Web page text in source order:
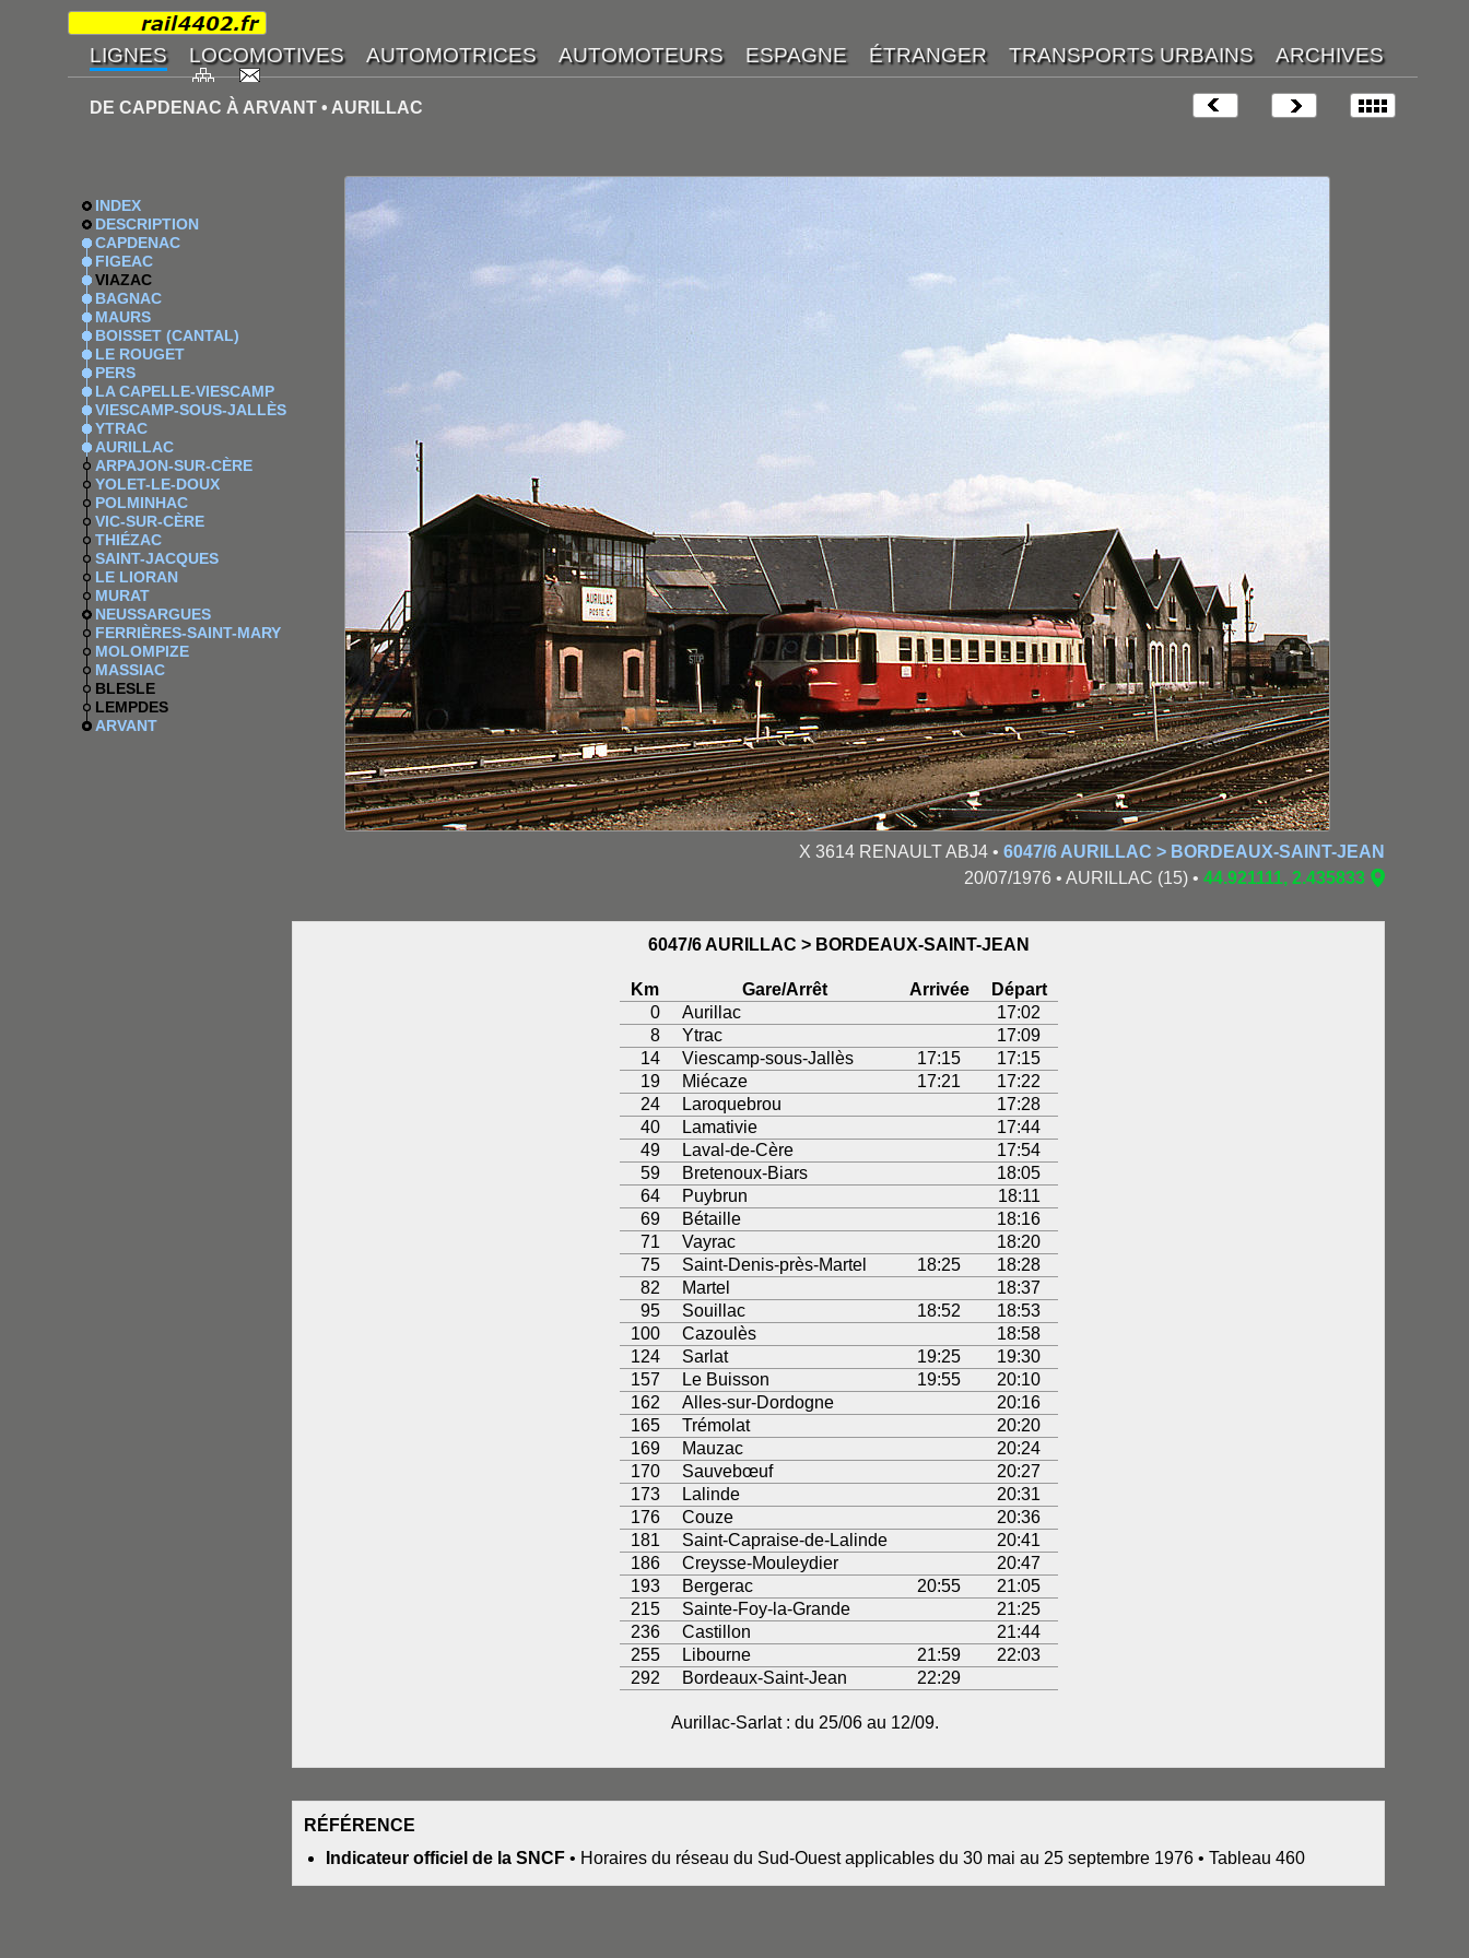
DE CAPDENAC À ARVANT • AURILLAC
INDEX
DESCRIPTION
CAPDENAC
FIGEAC
VIAZAC
BAGNAC
MAURS
BOISSET (CANTAL)
LE ROUGET
PERS
LA CAPELLE-VIESCAMP
VIESCAMP-SOUS-JALLÈS
YTRAC
AURILLAC
ARPAJON-SUR-CÈRE
YOLET-LE-DOUX
POLMINHAC
VIC-SUR-CÈRE
THIÉZAC
SAINT-JACQUES
LE LIORAN
MURAT
NEUSSARGUES
FERRIÈRES-SAINT-MARY
MOLOMPIZE
MASSIAC
BLESLE
LEMPDES
ARVANT
X 3614 RENAULT ABJ4 • 6047/6 AURILLAC > BORDEAUX-SAINT-JEAN
20/07/1976 • AURILLAC (15) • 44.921111, 2.435833
6047/6 AURILLAC > BORDEAUX-SAINT-JEAN
Km Gare/Arrêt Arrivée
Départ
0
Aurillac
17:02
8
Ytrac
17:09
14
Viescamp-sous-Jallès 17:15
17:15
19
Miécaze 17:21
17:22
24
Laroquebrou
17:28
40
Lamativie
17:44
49
Laval-de-Cère
17:54
59
Bretenoux-Biars
18:05
64
Puybrun
18:11
69
Bétaille
18:16
71
Vayrac
18:20
75
Saint-Denis-près-Martel 18:25
18:28
82
Martel
18:37
95
Souillac 18:52
18:53
100
Cazoulès
18:58
124
Sarlat 19:25
19:30
157
Le Buisson 19:55
20:10
162
Alles-sur-Dordogne
20:16
165
Trémolat
20:20
169
Mauzac
20:24
170
Sauvebœuf
20:27
173
Lalinde
20:31
176
Couze
20:36
181
Saint-Capraise-de-Lalinde
20:41
186
Creysse-Mouleydier
20:47
193
Bergerac 20:55
21:05
215
Sainte-Foy-la-Grande
21:25
236
Castillon
21:44
255
Libourne 21:59
22:03
292
Bordeaux-Saint-Jean 22:29
Aurillac-Sarlat : du 25/06 au 12/09.
RÉFÉRENCE
Indicateur officiel de la SNCF • Horaires du réseau du Sud-Ouest applicables du 30 mai au 25 septembre 1976 • Tableau 460